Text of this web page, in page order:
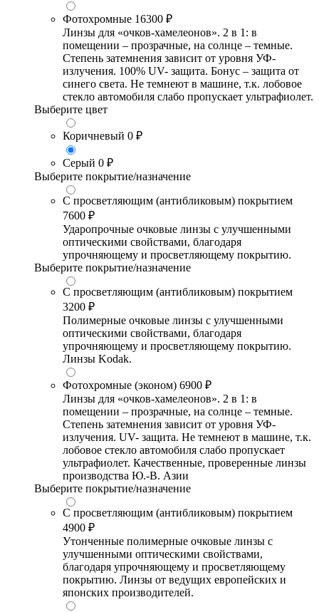
Фотохромные 16300 ₽
Линзы для «очков-хамелеонов». 2 в 1: в
помещении – прозрачные, на солнце – темные.
Степень затемнения зависит от уровня УФ-
излучения. 100% UV- защита. Бонус – защита от
синего света. Не темнеют в машине, т.к. лобовое
стекло автомобиля слабо пропускает ультрафиолет.
Выберите цвет
Коричневый 0 ₽
Серый 0 ₽
Выберите покрытие/назначение
С просветляющим (антибликовым) покрытием
7600 ₽
Ударопрочные очковые линзы с улучшенными
оптическими свойствами, благодаря
упрочняющему и просветляющему покрытию.
Выберите покрытие/назначение
С просветляющим (антибликовым) покрытием
3200 ₽
Полимерные очковые линзы с улучшенными
оптическими свойствами, благодаря
упрочняющему и просветляющему покрытию.
Линзы Kodak.
Фотохромные (эконом) 6900 ₽
Линзы для «очков-хамелеонов». 2 в 1: в
помещении – прозрачные, на солнце – темные.
Степень затемнения зависит от уровня УФ-
излучения. UV- защита. Не темнеют в машине, т.к.
лобовое стекло автомобиля слабо пропускает
ультрафиолет. Качественные, проверенные линзы
производства Ю.-В. Азии
Выберите покрытие/назначение
С просветляющим (антибликовым) покрытием
4900 ₽
Утонченные полимерные очковые линзы с
улучшенными оптическими свойствами,
благодаря упрочняющему и просветляющему
покрытию. Линзы от ведущих европейских и
японских производителей.